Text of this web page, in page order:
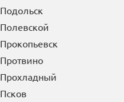
Подольск
Полевской
Прокопьевск
Протвино
Прохладный
Псков